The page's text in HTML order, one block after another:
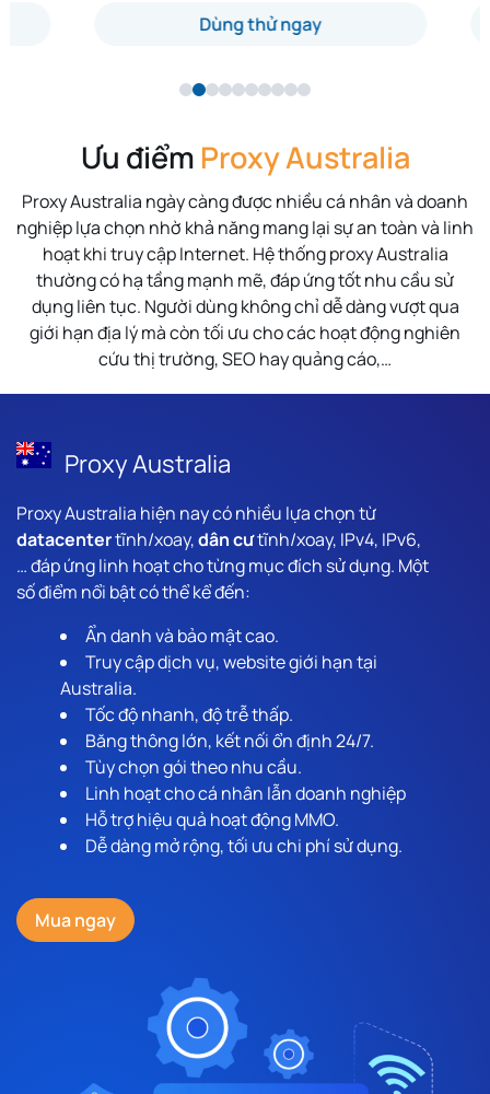
Dùng thử ngay
Ưu điểm Proxy Australia
Proxy Australia ngày càng được nhiều cá nhân và doanh
nghiệp lựa chọn nhờ khả năng mang lại sự an toàn và linh
hoạt khi truy cập Internet. Hệ thống proxy Australia
thường có hạ tầng mạnh mẽ, đáp ứng tốt nhu cầu sử
dụng liên tục. Người dùng không chỉ dễ dàng vượt qua
giới hạn địa lý mà còn tối ưu cho các hoạt động nghiên
cứu thị trường, SEO hay quảng cáo,…
Proxy Australia
Proxy Australia hiện nay có nhiều lựa chọn từ
datacentertĩnh/xoay,dân cưtĩnh/xoay, IPv4, IPv6,
… đáp ứng linh hoạt cho từng mục đích sử dụng. Một
số điểm nổi bật có thể kể đến:
Ẩn danh và bảo mật cao.
Truy cập dịch vụ, website giới hạn tại
Australia.
Tốc độ nhanh, độ trễ thấp.
Băng thông lớn, kết nối ổn định 24/7.
Tùy chọn gói theo nhu cầu.
Linh hoạt cho cá nhân lẫn doanh nghiệp
Hỗ trợ hiệu quả hoạt động MMO.
Dễ dàng mở rộng, tối ưu chi phí sử dụng.
Mua ngay